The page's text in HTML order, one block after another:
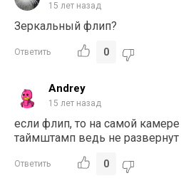
15 лет назад
Зеркальный флип?
Ответить 0
Andrey
15 лет назад
если флип, то на самой камере
таймштамп ведь не развернут
Ответить 0